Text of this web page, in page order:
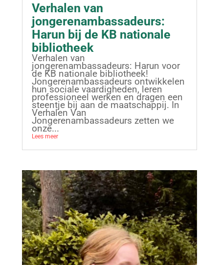
Verhalen van
jongerenambassadeurs:
Harun bij de KB nationale
bibliotheek
Verhalen van
jongerenambassadeurs: Harun voor
de KB nationale bibliotheek!
Jongerenambassadeurs ontwikkelen
hun sociale vaardigheden, leren
professioneel werken en dragen een
steentje bij aan de maatschappij. In
Verhalen Van
Jongerenambassadeurs zetten we
onze...
Lees meer